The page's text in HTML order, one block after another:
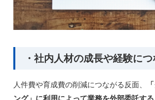
・社内人材の成長や経験に
人件費や育成費の削減につながる反面、
ング」に利用によって業務を外部委託す